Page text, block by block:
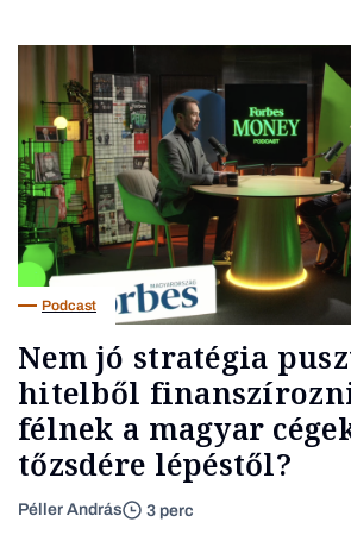
Podcast
Nem jó stratégia
hitelből
félnek a magyar
tőzsdére lépéstől?
Péller András 3 perc